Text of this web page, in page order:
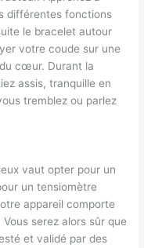
différentes fonctions
le bracelet autour
votre coude sur une
cœur. Durant la
assis, tranquille en
tremblez ou parlez
vaut opter pour un
un tensiomètre
appareil comporte
serez alors sûr que
et validé par des